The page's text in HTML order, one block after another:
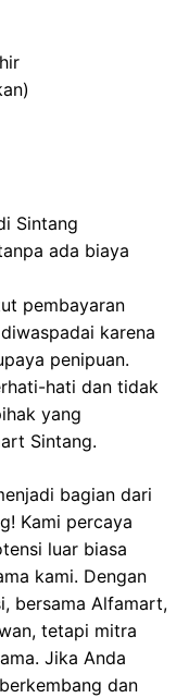
Sintang
ada biaya
pembayaran
karena
penipuan.
hati dan tidak
yang
Sintang.
bagian dari
Kami percaya
luar biasa
kami. Dengan
bersama Alfamart,
tetapi mitra
Jika Anda
dan